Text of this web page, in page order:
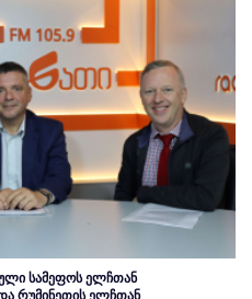
სამეფოს ელჩთან